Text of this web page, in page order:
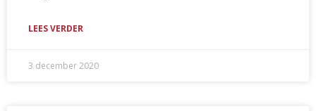
LEES VERDER
3 december 2020